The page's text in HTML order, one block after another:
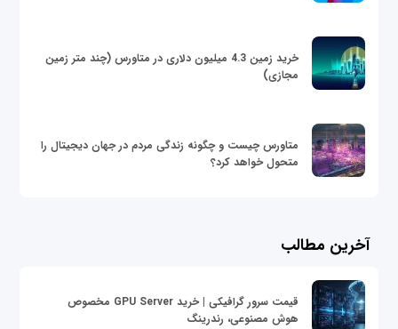
خرید زمین 4.3 میلیون دلاری در متاورس (چند متر زمین
مجازی)
متاورس چیست و چگونه زندگی مردم در جهان دیجیتال را
متحول خواهد کرد؟
آخرین مطالب
قیمت سرور گرافیکی | خرید GPU Server مخصوص
هوش مصنوعی، رندرینگ